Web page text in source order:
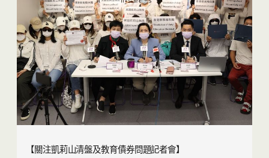
【關注凱莉山清盤及教育債券問題記者會】